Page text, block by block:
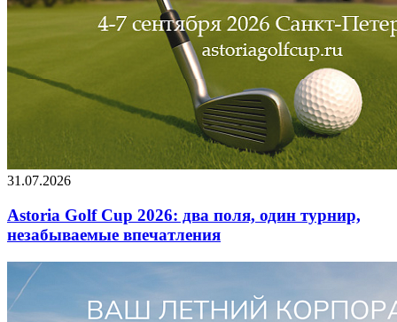
31.07.2026
Astoria Golf Cup 2026: два поля, один турнир,
незабываемые впечатления